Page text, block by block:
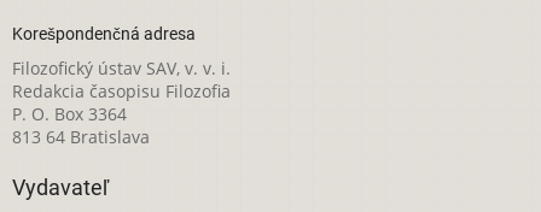
Korešpondenčná adresa
Filozofický ústav SAV, v. v. i.
Redakcia časopisu Filozofia
P. O. Box 3364
813 64 Bratislava
Vydavateľ